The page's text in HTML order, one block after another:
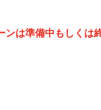
は準備中もしくは